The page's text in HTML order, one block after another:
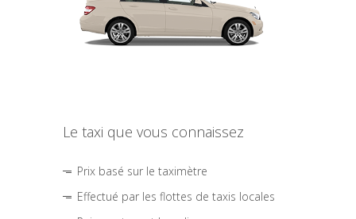
Le taxi que vous connaissez
Prix basé sur le taximètre
Effectué par les flottes de taxis locales